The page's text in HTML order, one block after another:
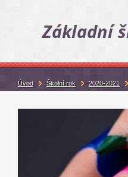
Základní
Úvod Školní rok 2020-2021